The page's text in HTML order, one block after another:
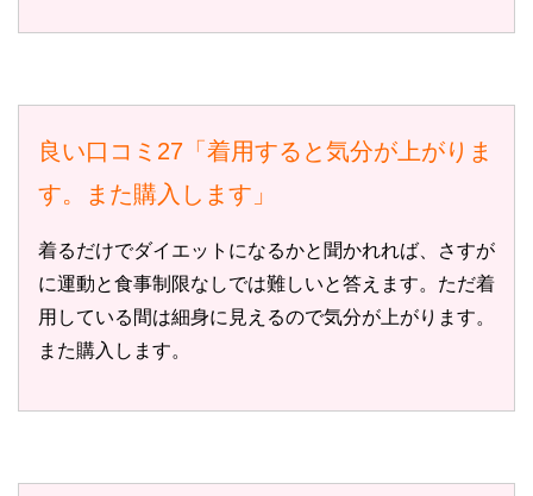
良い口コミ27「着用すると気分が上がりま
す。また購入します」
着るだけでダイエットになるかと聞かれれば、さすが
に運動と食事制限なしでは難しいと答えます。ただ着
用している間は細身に見えるので気分が上がります。
また購入します。